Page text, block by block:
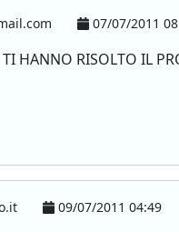
07/07/2011
HANNO RISOLTO IL
09/07/2011 04:49